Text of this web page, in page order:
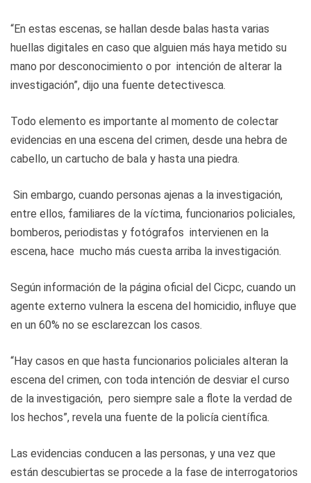
“En estas escenas, se hallan desde balas hasta varias
huellas digitales en caso que alguien más haya metido su
mano por desconocimiento o por intención de alterar la
investigación”, dijo una fuente detectivesca.
Todo elemento es importante al momento de colectar
evidencias en una escena del crimen, desde una hebra de
cabello, un cartucho de bala y hasta una piedra.
Sin embargo, cuando personas ajenas a la investigación,
entre ellos, familiares de la víctima, funcionarios policiales,
bomberos, periodistas y fotógrafos intervienen en la
escena, hace mucho más cuesta arriba la investigación.
Según información de la página oficial del Cicpc, cuando un
agente externo vulnera la escena del homicidio, influye que
en un 60% no se esclarezcan los casos.
“Hay casos en que hasta funcionarios policiales alteran la
escena del crimen, con toda intención de desviar el curso
de la investigación, pero siempre sale a flote la verdad de
los hechos”, revela una fuente de la policía científica.
Las evidencias conducen a las personas, y una vez que
están descubiertas se procede a la fase de interrogatorios